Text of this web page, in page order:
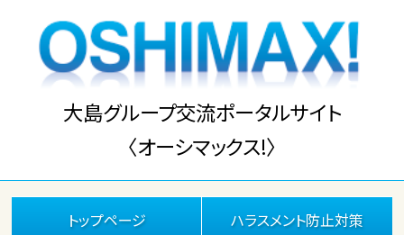
大島グループ交流ポータルサイト
〈オーシマックス!〉
トップページ ハラスメント防止対策